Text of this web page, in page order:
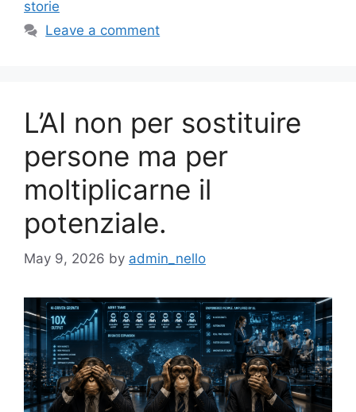
storie
Leave a comment
L’AI non per sostituire
persone ma per
moltiplicarne il
potenziale.
May 9, 2026 by admin_nello